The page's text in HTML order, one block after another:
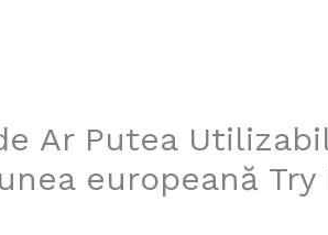
Ar Putea
europeană